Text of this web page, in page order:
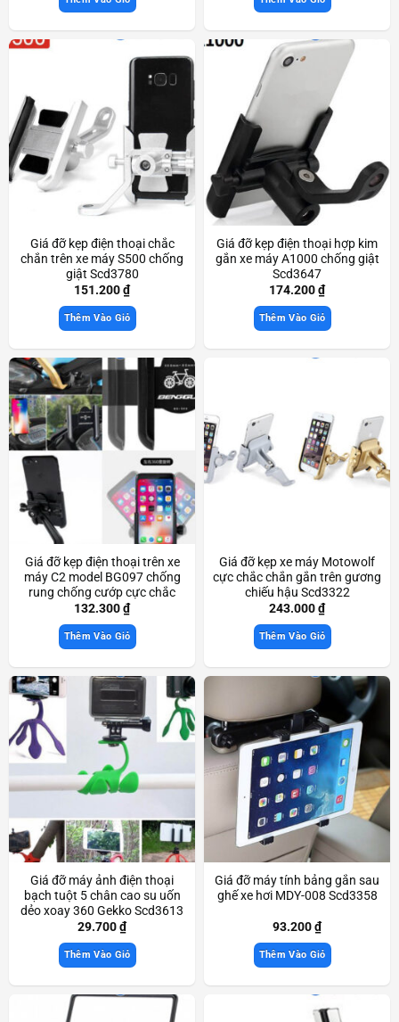
Giá đỡ kẹp điện thoại chắc
chắn trên xe máy S500 chống
giật Scd3780
151.200₫
Thêm Vào Giỏ
Giá đỡ kẹp điện thoại hợp kim
gắn xe máy A1000 chống giật
Scd3647
174.200₫
Thêm Vào Giỏ
Giá đỡ kẹp điện thoại trên xe
máy C2 model BG097 chống
rung chống cướp cực chắc
chắn Scd3357
132.300₫
Thêm Vào Giỏ
Giá đỡ kẹp xe máy Motowolf
cực chắc chắn gắn trên gương
chiếu hậu Scd3322
243.000₫
Thêm Vào Giỏ
Giá đỡ máy ảnh điện thoại
bạch tuột 5 chân cao su uốn
dẻo xoay 360 Gekko Scd3613
29.700₫
Thêm Vào Giỏ
Giá đỡ máy tính bảng gắn sau
ghế xe hơi MDY-008 Scd3358
93.200₫
Thêm Vào Giỏ